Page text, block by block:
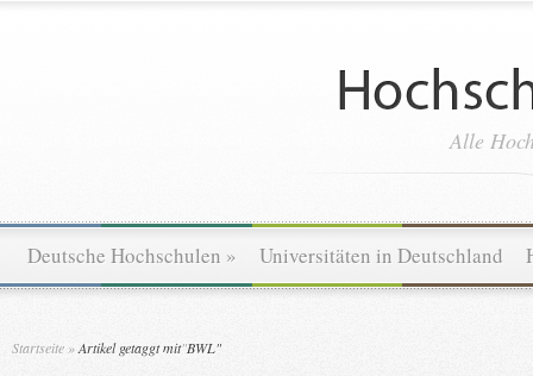
Alle
Deutsche Hochschulen » Universitäten in Deutschland
Startseite »Artikel getaggt mit"BWL"